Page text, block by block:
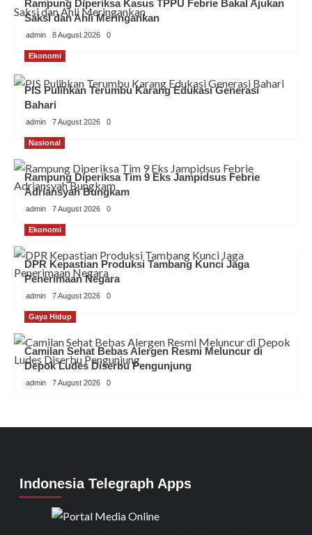
Rampung Diperiksa Kasus TPPU Febrie Bakal Ajukan
Saksi dan Ahli Meringankan
admin 8 August 2026 0
Ekonomi
PIS Pulihkan Terumbu Karang Edukasi Generasi
Bahari
admin 7 August 2026 0
Nasional
Rampung Diperiksa Tim 9 Eks Jampidsus Febrie
Adriansyah Bungkam
admin 7 August 2026 0
Ekonomi
DPR Kepastian Produksi Tambang Kunci Jaga
Penerimaan Negara
admin 7 August 2026 0
Gaya Hidup
Camilan Sehat Bebas Alergen Resmi Meluncur di
Depok Ludes Diserbu Pengunjung
admin 7 August 2026 0
Indonesia Telegraph Apps